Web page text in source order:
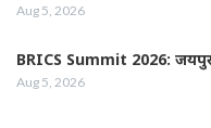
Aug 5, 2026
BRICS Summit 2026:
Aug 5, 2026